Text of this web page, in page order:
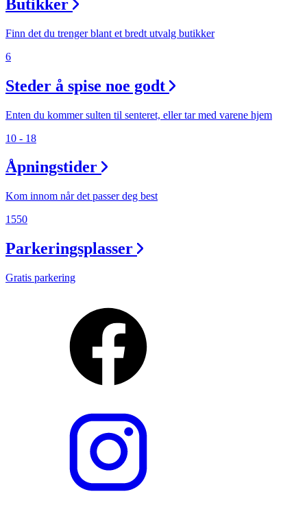
Åpningstider
Ledige stillinger
Butikker
Finn det du trenger blant et bredt utvalg butikker
6
Steder å spise noe godt
Enten du kommer sulten til senteret, eller tar med varene hjem
10 - 18
Åpningstider
Kom innom når det passer deg best
1550
Parkeringsplasser
Gratis parkering